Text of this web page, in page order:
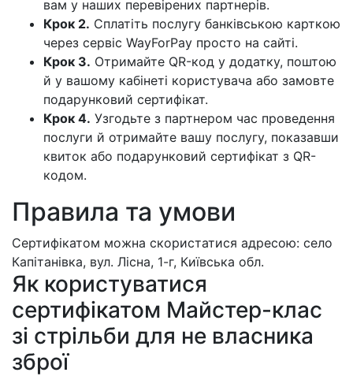
вам у наших перевірених партнерів.
Крок 2. Сплатіть послугу банківською карткою
через сервіс WayForPay просто на сайті.
Крок 3. Отримайте QR-код у додатку, поштою
й у вашому кабінеті користувача або замовте
подарунковий сертифікат.
Крок 4. Узгодьте з партнером час проведення
послуги й отримайте вашу послугу, показавши
квиток або подарунковий сертифікат з QR-
кодом.
Правила та умови
Сертифікатом можна скористатися адресою: село
Капітанівка, вул. Лісна, 1-г, Київська обл.
Як користуватися
сертифікатом Майстер-клас
зі стрільби для не власника
зброї